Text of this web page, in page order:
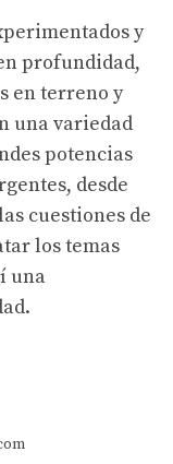
y
profundidad,
en terreno y
una variedad
potencias
desde
cuestiones de
los temas
una